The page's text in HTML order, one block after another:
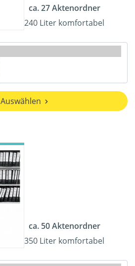
ca. 27 Aktenordner
240 Liter komfortabel
Auswählen
ca. 50 Aktenordner
350 Liter komfortabel